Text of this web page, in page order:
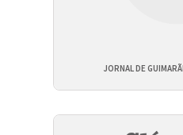
JORNAL DE